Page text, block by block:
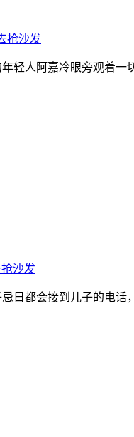
抢沙发
轻人阿嘉冷眼旁观着
沙发
日都会接到儿子的电